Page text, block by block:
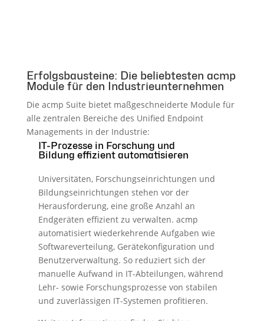
Erfolgsbausteine: Die beliebtesten acmp
Module für den Industrieunternehmen
Die acmp Suite bietet maßgeschneiderte Module für
alle zentralen Bereiche des Unified Endpoint
Managements in der Industrie:
IT-Prozesse in Forschung und
Bildung effizient automatisieren
Universitäten, Forschungseinrichtungen und
Bildungseinrichtungen stehen vor der
Herausforderung, eine große Anzahl an
Endgeräten effizient zu verwalten. acmp
automatisiert wiederkehrende Aufgaben wie
Softwareverteilung, Gerätekonfiguration und
Benutzerverwaltung. So reduziert sich der
manuelle Aufwand in IT-Abteilungen, während
Lehr- sowie Forschungsprozesse von stabilen
und zuverlässigen IT-Systemen profitieren.